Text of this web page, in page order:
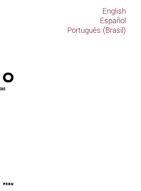
English
Español
Português (Brasil)